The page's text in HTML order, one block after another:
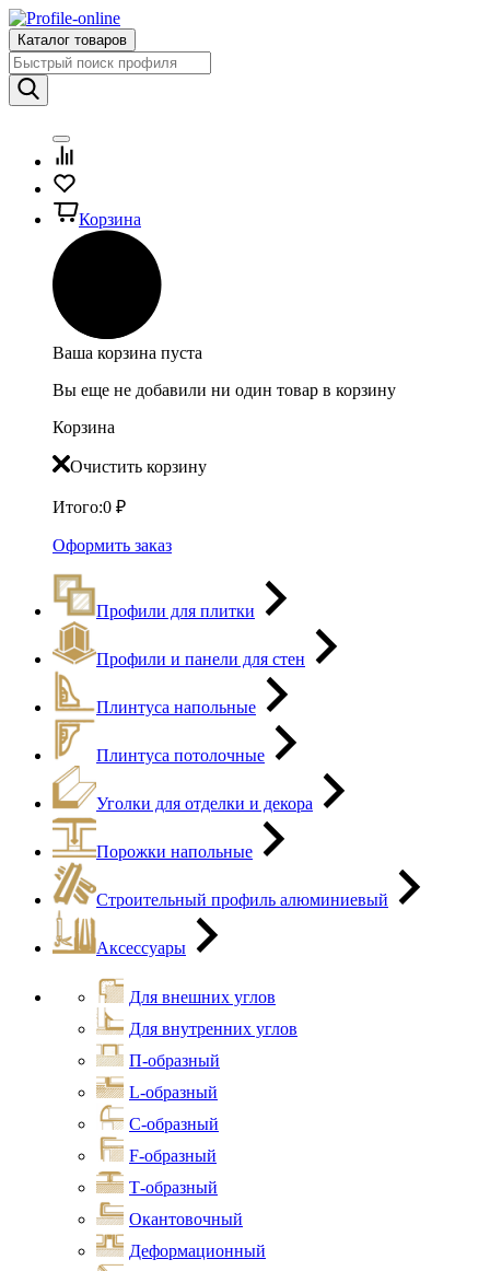
Каталог товаров
Корзина
Ваша корзина пуста
Вы еще не добавили ни один товар в корзину
Корзина
Очистить корзину
Итого:0 ₽
Оформить заказ
Профили для плитки
Профили и панели для стен
Плинтуса напольные
Плинтуса потолочные
Уголки для отделки и декора
Порожки напольные
Строительный профиль алюминиевый
Аксессуары
Для внешних углов
Для внутренних углов
П-образный
L-образный
С-образный
F-образный
Т-образный
Окантовочный
Деформационный